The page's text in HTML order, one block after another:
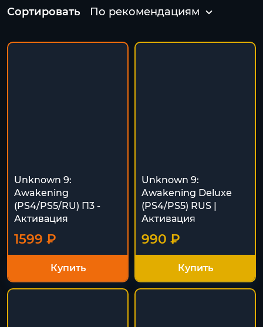
Сортировать По рекомендациям
Unknown 9:
Awakening
(PS4/PS5/RU) П3 -
Активация
1599 ₽
Купить
Unknown 9:
Awakening Deluxe
(PS4/PS5) RUS |
Активация
990 ₽
Купить